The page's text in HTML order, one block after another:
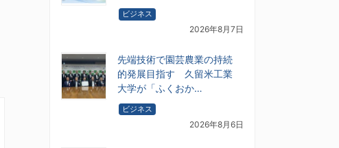
ビジネス
2026年8月7日
先端技術で園芸農業の持続
的発展目指す 久留米工業
大学が「ふくおか…
ビジネス
2026年8月6日